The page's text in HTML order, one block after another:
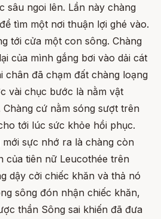
sâu ngoi lên. Lần này chàng
tìm một nơi thuận lợi ghé vào.
tới cửa một con sông. Chàng
của mình gắng bơi vào dải cát
chân đã chạm đất chàng loạng
vài chục bước là nằm vật
cứ nằm sóng sượt trên
tới lúc sức khỏe hồi phục.
sực nhớ ra là chàng còn
của tiên nữ Leucothée trên
dậy cởi chiếc khăn và thả nó
sông đón nhận chiếc khăn,
thần Sông sai khiến đã đưa